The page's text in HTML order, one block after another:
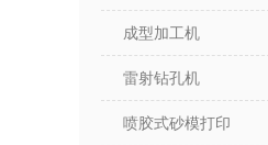
成型加工机
雷射钻孔机
喷胶式砂模打印